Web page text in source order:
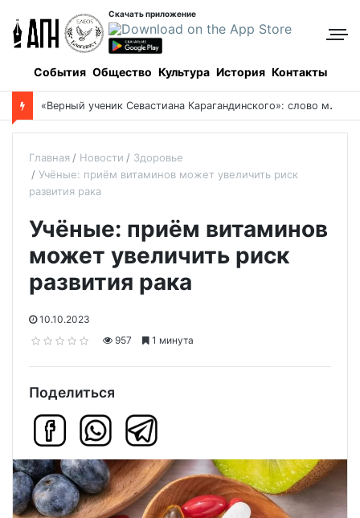
Скачать приложение
События Общество Культура История Контакты
«Верный ученик Севастиана Карагандинского»: слово митрополита Александра о почившем схиархимандрите Пахомии
Главная Новости
Здоровье
Учёные: приём витаминов может увеличить риск
развития рака
Учёные: приём витаминов
может увеличить риск
развития рака
10.10.2023
957
1 минута
Поделиться